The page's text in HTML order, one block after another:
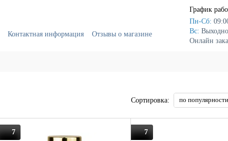
Контактная информация
Отзывы о магазине
График
Пн-Сб:
Вс:
Онлайн
Сортировка: по популярности
7 7